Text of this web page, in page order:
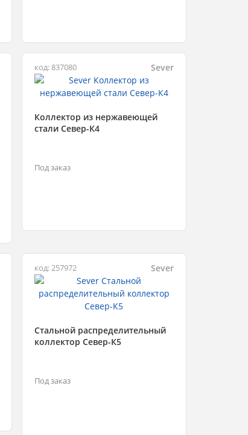
код: 837080 Sever
Коллектор из нержавеющей
стали Север-К4
Под заказ
код: 257972 Sever
Стальной распределительный
коллектор Север-К5
Под заказ